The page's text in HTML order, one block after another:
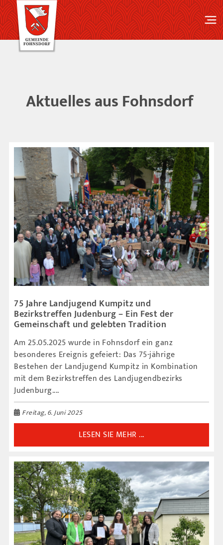
Aktuelles aus Fohnsdorf
75 Jahre Landjugend Kumpitz und
Bezirkstreffen Judenburg – Ein Fest der
Gemeinschaft und gelebten Tradition
Am 25.05.2025 wurde in Fohnsdorf ein ganz
besonderes Ereignis gefeiert: Das 75-jährige
Bestehen der Landjugend Kumpitz in Kombination
mit dem Bezirkstreffen des Landjugendbezirks
Judenburg....
Freitag, 6. Juni 2025
LESEN SIE MEHR ...